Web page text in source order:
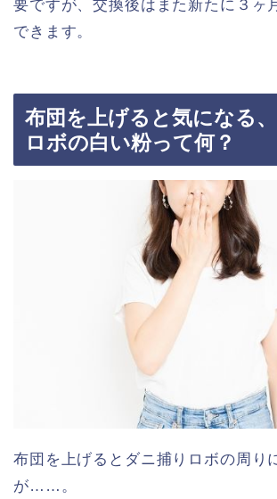
要ですが、交換後はまた新たに３ヶ
できます。
布団を上げると気になる
ロボの白い粉って何？
布団を上げるとダニ捕りロボの周り
が……。